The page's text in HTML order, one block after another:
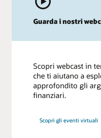
Guarda i nostri
Scopri webcast in
che ti aiutano a
approfondito gli
finanziari.
Scopri gli eventi virtuali